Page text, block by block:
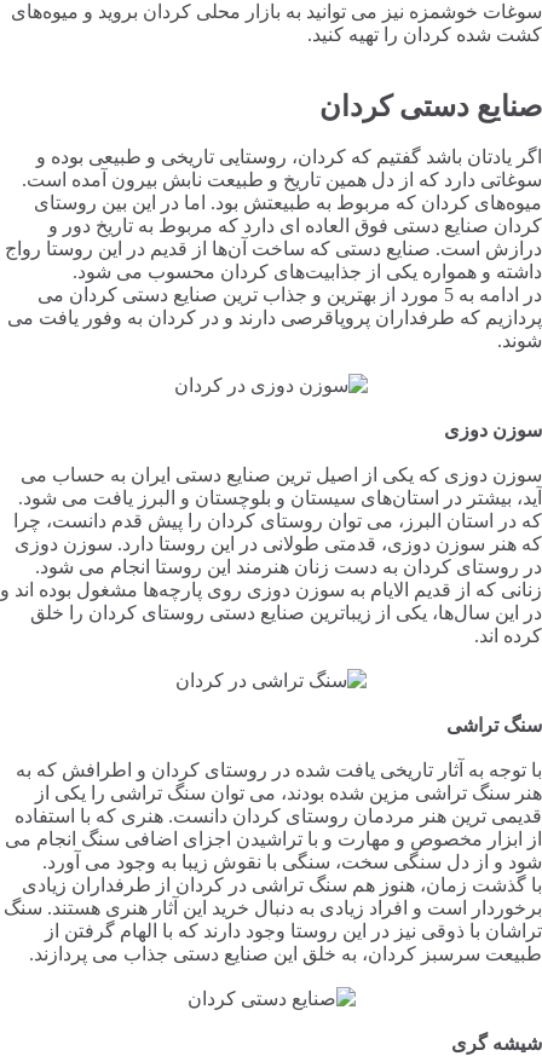
سوغات خوشمزه نیز می توانید به بازار محلی کردان بروید و میوه‌های
کشت شده کردان را تهیه کنید.
صنایع دستی کردان
اگر یادتان باشد گفتیم که کردان، روستایی تاریخی و طبیعی بوده و
سوغاتی دارد که از دل همین تاریخ و طبیعت نابش بیرون آمده است.
میوه‌های کردان که مربوط به طبیعتش بود. اما در این بین روستای
کردان صنایع دستی فوق العاده ای دارد که مربوط به تاریخ دور و
درازش است. صنایع دستی که ساخت آن‌ها از قدیم در این روستا رواج
داشته و همواره یکی از جذابیت‌های کردان محسوب می شود.
در ادامه به 5 مورد از بهترین و جذاب ترین صنایع دستی کردان می
پردازیم که طرفداران پروپاقرصی دارند و در کردان به وفور یافت می
شوند.
سوزن دوزی
سوزن دوزی که یکی از اصیل ترین صنایع دستی ایران به حساب می
آید، بیشتر در استان‌های سیستان و بلوچستان و البرز یافت می شود.
که در استان البرز، می توان روستای کردان را پیش قدم دانست، چرا
که هنر سوزن دوزی، قدمتی طولانی در این روستا دارد. سوزن دوزی
در روستای کردان به دست زنان هنرمند این روستا انجام می شود.
زنانی که از قدیم الایام به سوزن دوزی روی پارچه‌ها مشغول بوده اند و
در این سال‌ها، یکی از زیباترین صنایع دستی روستای کردان را خلق
کرده اند.
سنگ تراشی
با توجه به آثار تاریخی یافت شده در روستای کردان و اطرافش که به
هنر سنگ تراشی مزین شده بودند، می توان سنگ تراشی را یکی از
قدیمی ترین هنر مردمان روستای کردان دانست. هنری که با استفاده
از ابزار مخصوص و مهارت و با تراشیدن اجزای اضافی سنگ انجام می
شود و از دل سنگی سخت، سنگی با نقوش زیبا به وجود می آورد.
با گذشت زمان، هنوز هم سنگ تراشی در کردان از طرفداران زیادی
برخوردار است و افراد زیادی به دنبال خرید این آثار هنری هستند. سنگ
تراشان با ذوقی نیز در این روستا وجود دارند که با الهام گرفتن از
طبیعت سرسبز کردان، به خلق این صنایع دستی جذاب می پردازند.
شیشه گری